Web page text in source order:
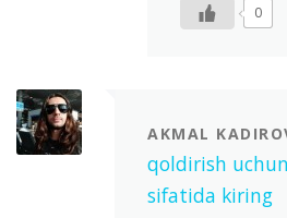
0
AKMAL
qoldirish
sifatida kiring